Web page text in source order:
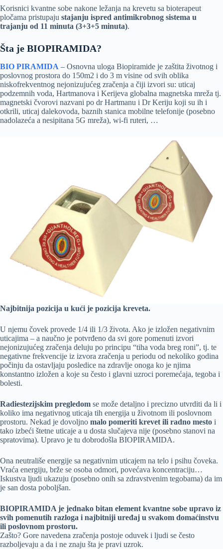
Korisnici kvantne sobe nakone ležanja na krevetu sa bioterapeut
pločama pristupaju stajanju ispred antimikrobnog sistema u
trajanju od 11 minuta (3+3+5 minuta).
Šta je BIOPIRAMIDA?
BIO PIRAMIDA – Osnovna uloga Biopiramide je zaštita životnog i
poslovnog prostora do 150m2 i do 3 m visine od svih oblika
niskofrekventnog nejonizujućeg zračenja a čiji izvori su: uticaj
podzemnih voda, Hartmanova i Kerijeva globalna magnetska mreža tj.
magnetski čvorovi nazvani po dr Hartmanu i Dr Keriju koji su ih i
otkrili, uticaj dalekovoda, baznih stanica mobilne telefonije (posebno
nadolazeća a nesipitana 5G mreža), wi-fi ruteri, …
Najbitnija pozicija u kući je pozicija kreveta.
U njemu čovek provede 1/4 ili 1/3 života. Ako je izložen negativnim
uticajima – a naučno je potvrđeno da svi gore pomenuti izvori
nejonizujućeg zračenja deluju po principu “tiha voda breg roni”, tj. te
negativne frekvencije iz izvora zračenja u periodu od nekoliko godina
počinju da ostavljaju posledice na zdravlje onoga ko je njima
konstantno izložen a koje su često i glavni uzroci poremećaja, tegoba i
bolesti.
Radiestezijskim pregledom se može detaljno i precizno utvrditi da li i
koliko ima negativnog uticaja tih energija u životnom ili poslovnom
prostoru. Nekad je dovoljno malo pomeriti krevet ili radno mesto i
tako izbeći štetne uticaje a u dosta slučajeva nije (posebno stanovi na
spratovima). Upravo je tu dobrodošla BIOPIRAMIDA.
Ona neutrališe energije sa negativnim uticajem na telo i psihu čoveka.
Vraća energiju, brže se osoba odmori, povećava koncentraciju…
Iskustva ljudi ukazuju (posebno onih sa zdravstvenim tegobama) da im
je san dosta poboljšan.
BIOPIRAMIDA je jednako bitan element kvantne sobe upravo iz
svih pomenutih razloga i najbitniji uređaj u svakom domaćinstvu
ili poslovnom prostoru.
Zašto? Gore navedena zračenja postoje oduvek i ljudi se često
razboljevaju a da i ne znaju šta je pravi uzrok.